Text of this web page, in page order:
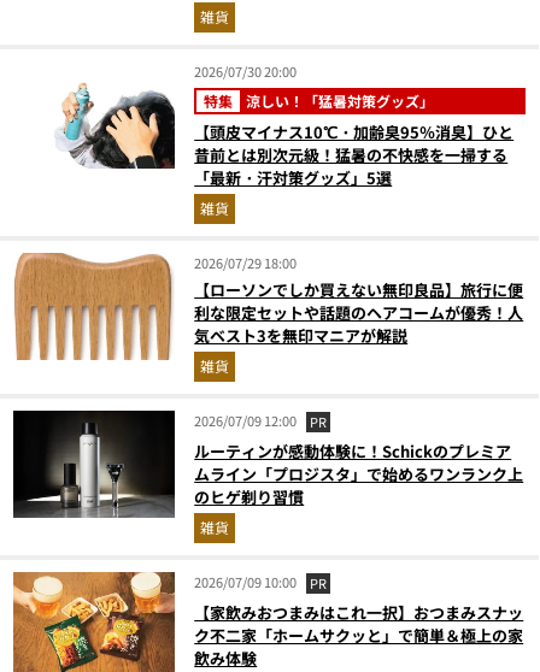
雑貨
2026/07/30 20:00
特集 涼しい！「猛暑対策グッズ」
【頭皮マイナス10℃・加齢臭95％消臭】ひと
昔前とは別次元級！猛暑の不快感を一掃する
「最新・汗対策グッズ」5選
雑貨
2026/07/29 18:00
【ローソンでしか買えない無印良品】旅行に便
利な限定セットや話題のヘアコームが優秀！人
気ベスト3を無印マニアが解説
雑貨
2026/07/09 12:00 PR
ルーティンが感動体験に！Schickのプレミア
ムライン「プロジスタ」で始めるワンランク上
のヒゲ剃り習慣
雑貨
2026/07/09 10:00 PR
【家飲みおつまみはこれ一択】おつまみスナッ
ク不二家「ホームサクッと」で簡単＆極上の家
飲み体験